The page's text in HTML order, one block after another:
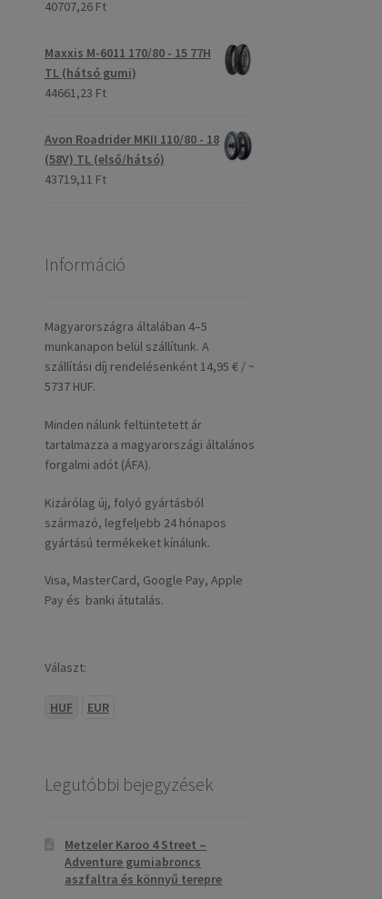
40707,26 Ft
Maxxis M-6011 170/80 - 15 77H
TL (hátsó gumi)
44661,23 Ft
Avon Roadrider MKII 110/80 - 18
(58V) TL (első/hátsó)
43719,11 Ft
Információ
Magyarországra általában 4–5
munkanapon belül szállítunk. A
szállítási díj rendelésenként 14,95 € / ~
5737 HUF.
Minden nálunk feltüntetett ár
tartalmazza a magyarországi általános
forgalmi adót (ÁFA).
Kizárólag új, folyó gyártásból
származó, legfeljebb 24 hónapos
gyártású termékeket kínálunk.
Visa, MasterCard, Google Pay, Apple
Pay és banki átutalás.
Választ:
HUF EUR
Legutóbbi bejegyzések
Metzeler Karoo 4 Street –
Adventure gumiabroncs
aszfaltra és könnyű terepre